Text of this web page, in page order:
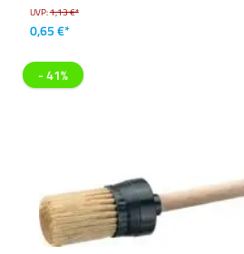
UVP:1,13 €*
0,65 €*
- 41%